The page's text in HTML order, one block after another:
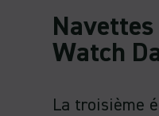
Navettes
Watch
La troisième